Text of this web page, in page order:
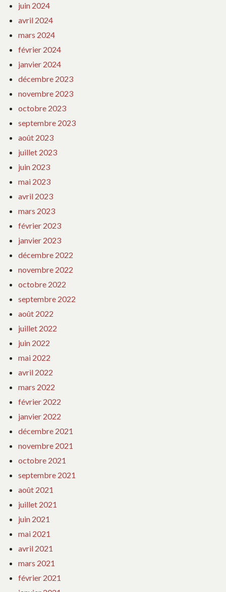
juin 2024
avril 2024
mars 2024
février 2024
janvier 2024
décembre 2023
novembre 2023
octobre 2023
septembre 2023
août 2023
juillet 2023
juin 2023
mai 2023
avril 2023
mars 2023
février 2023
janvier 2023
décembre 2022
novembre 2022
octobre 2022
septembre 2022
août 2022
juillet 2022
juin 2022
mai 2022
avril 2022
mars 2022
février 2022
janvier 2022
décembre 2021
novembre 2021
octobre 2021
septembre 2021
août 2021
juillet 2021
juin 2021
mai 2021
avril 2021
mars 2021
février 2021